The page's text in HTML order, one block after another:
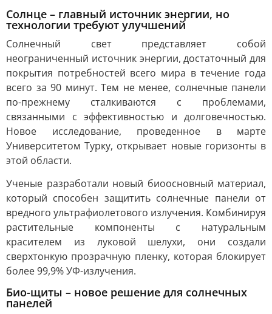
Солнце – главный источник энергии, но
технологии требуют улучшений
Солнечный свет представляет собой
неограниченный источник энергии, достаточный для
покрытия потребностей всего мира в течение года
всего за 90 минут. Тем не менее, солнечные панели
по-прежнему сталкиваются с проблемами,
связанными с эффективностью и долговечностью.
Новое исследование, проведенное в марте
Университетом Турку, открывает новые горизонты в
этой области.
Ученые разработали новый биоосновный материал,
который способен защитить солнечные панели от
вредного ультрафиолетового излучения. Комбинируя
растительные компоненты с натуральным
красителем из луковой шелухи, они создали
сверхтонкую прозрачную пленку, которая блокирует
более 99,9% УФ-излучения.
Био-щиты – новое решение для солнечных
панелей